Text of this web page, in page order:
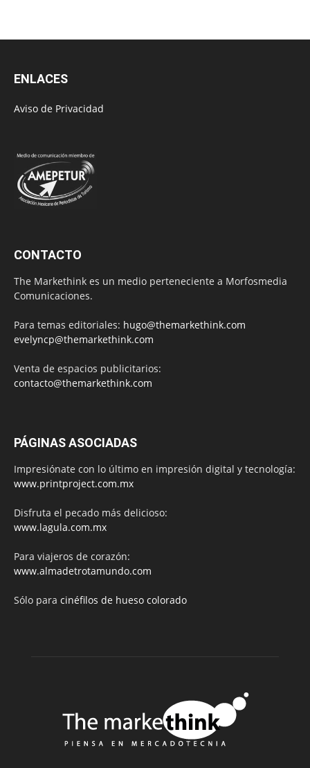
ENLACES
Aviso de Privacidad
CONTACTO
The Markethink es un medio perteneciente a Morfosmedia
Comunicaciones.
Para temas editoriales: hugo@themarkethink.com
evelyncp@themarkethink.com
Venta de espacios publicitarios:
contacto@themarkethink.com
PÁGINAS ASOCIADAS
Impresiónate con lo último en impresión digital y tecnología:
www.printproject.com.mx
Disfruta el pecado más delicioso:
www.lagula.com.mx
Para viajeros de corazón:
www.almadetrotamundo.com
Sólo para cinéfilos de hueso colorado